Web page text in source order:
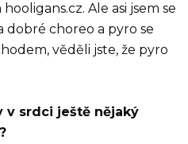
Ale asi jsem se
dobré choreo a pyro se
věděli jste, že pyro
v srdci ještě nějaký